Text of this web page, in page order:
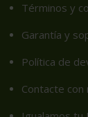
Términos y
Garantía y
Política de
Contacte